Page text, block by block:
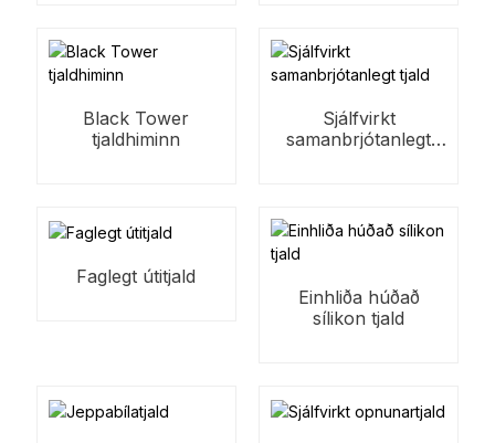
Black Tower
tjaldhiminn
Sjálfvirkt
samanbrjótanlegt
Faglegt útitjald
Einhliða húðað
sílikon tjald